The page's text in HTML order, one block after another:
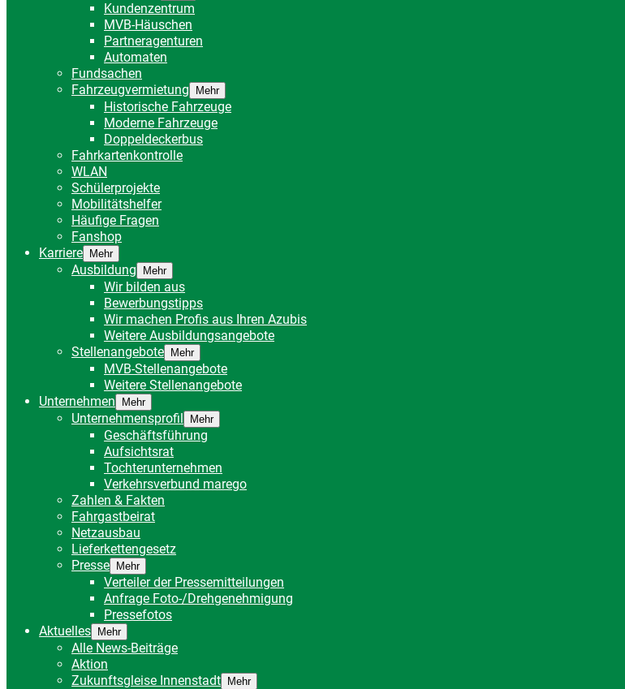
Kundenzentrum
MVB-Häuschen
Partneragenturen
Automaten
Fundsachen
Fahrzeugvermietung
Mehr
Historische Fahrzeuge
Moderne Fahrzeuge
Doppeldeckerbus
Fahrkartenkontrolle
WLAN
Schülerprojekte
Mobilitätshelfer
Häufige Fragen
Fanshop
Karriere
Mehr
Ausbildung Mehr
Wir bilden aus
Bewerbungstipps
Wir machen Profis aus Ihren Azubis
Weitere Ausbildungsangebote
Stellenangebote
Mehr
MVB-Stellenangebote
Weitere Stellenangebote
Unternehmen
Mehr
Unternehmensprofil Mehr
Geschäftsführung
Aufsichtsrat
Tochterunternehmen
Verkehrsverbund marego
Zahlen & Fakten
Fahrgastbeirat
Netzausbau
Lieferkettengesetz
Presse
Mehr
Verteiler der Pressemitteilungen
Anfrage Foto-/Drehgenehmigung
Pressefotos
Aktuelles
Mehr
Alle News-Beiträge
Aktion
Zukunftsgleise Innenstadt
Mehr